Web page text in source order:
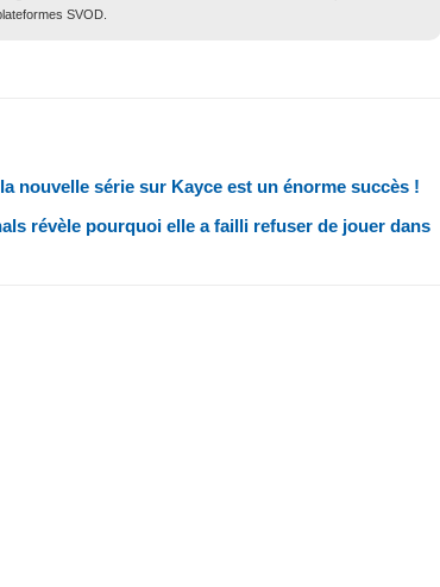
SVOD.
nouvelle série sur Kayce est un énorme succès !
révèle pourquoi elle a failli refuser de jouer dans